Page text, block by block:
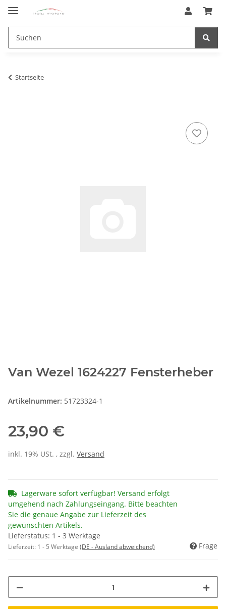
Startseite
Van Wezel 1624227 Fensterheber
Artikelnummer: 51723324-1
23,90 €
inkl. 19% USt. , zzgl. Versand
Lagerware sofort verfügbar! Versand erfolgt
umgehend nach Zahlungseingang. Bitte beachten
Sie die genaue Angabe zur Lieferzeit des
gewünschten Artikels.
Lieferstatus: 1 - 3 Werktage
Lieferzeit: 1 - 5 Werktage (DE - Ausland abweichend) Frage